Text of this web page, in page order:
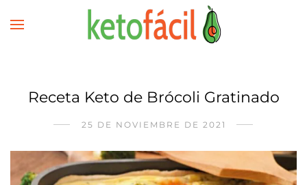
Receta Keto de Brócoli Gratinado
25 DE NOVIEMBRE DE 2021